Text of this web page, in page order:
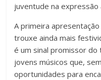
juventude na expressão
A primeira
trouxe ainda mais
é um sinal promissor
jovens músicos que,
oportunidades para